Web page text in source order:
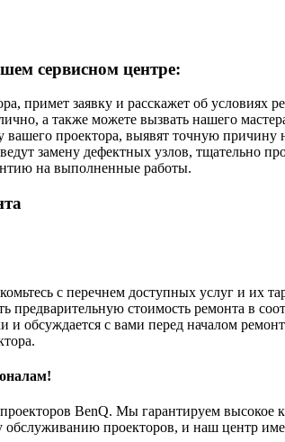
сервисном центре:
примет заявку и расскажет об условиях
а также можете вызвать нашего
проектора, выявят точную причину
замену дефектных узлов, тщательно
на выполненные работы.
с перечнем доступных услуг и
стоимость ремонта в
и обсуждается с вами перед началом
BenQ. Мы гарантируем высокое
проекторов, и наш центр